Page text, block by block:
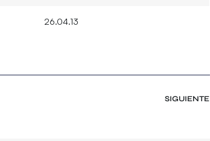
26.04.13
SIGUIENTE